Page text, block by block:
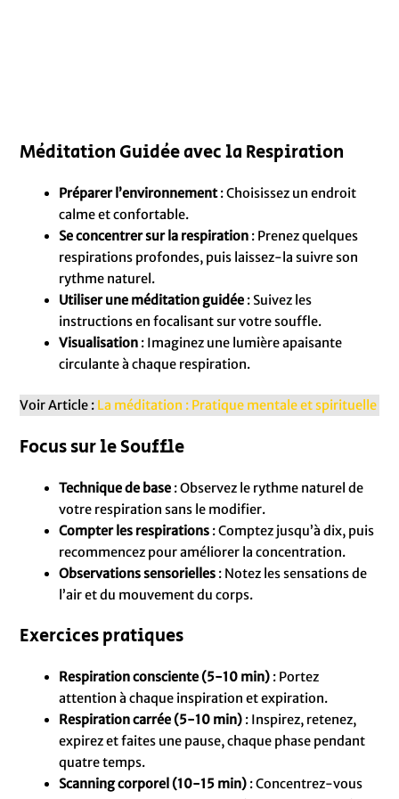
Méditation Guidée avec la Respiration
Préparer l’environnement: Choisissez un endroit
calme et confortable.
Se concentrer sur la respiration : Prenez quelques
respirations profondes, puis laissez-la suivre son
rythme naturel.
Utiliser une méditation guidée : Suivez les
instructions en focalisant sur votre souffle.
Visualisation : Imaginez une lumière apaisante
circulante à chaque respiration.
Voir Article : La méditation : Pratique mentale et spirituelle
Focus sur le Souffle
Technique de base : Observez le rythme naturel de
votre respiration sans le modifier.
Compter les respirations : Comptez jusqu’à dix, puis
recommencez pour améliorer la concentration.
Observations sensorielles : Notez les sensations de
l’air et du mouvement du corps.
Exercices pratiques
Respiration consciente (5-10 min) : Portez
attention à chaque inspiration et expiration.
Respiration carrée (5-10 min) : Inspirez, retenez,
expirez et faites une pause, chaque phase pendant
quatre temps.
Scanning corporel (10-15 min) : Concentrez-vous